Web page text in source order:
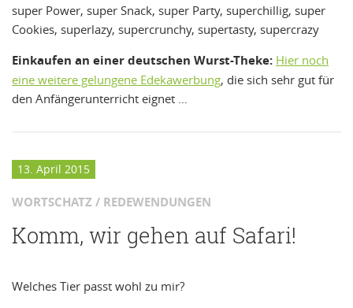
super Power, super Snack, super Party, superchillig, super
Cookies, superlazy, supercrunchy, supertasty, supercrazy
Einkaufen an einer deutschen Wurst-Theke: Hier noch
eine weitere gelungene Edekawerbung, die sich sehr gut für
den Anfängerunterricht eignet …
13. April 2015
WORTSCHATZ / REDEWENDUNGEN
Komm, wir gehen auf Safari!
Welches Tier passt wohl zu mir?